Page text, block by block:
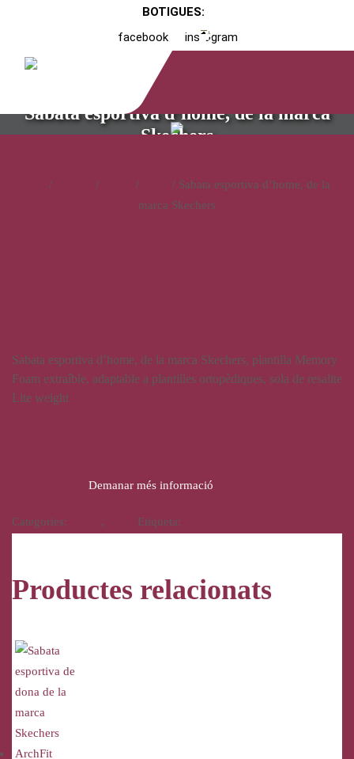
BOTIGUES:
facebook
instagram
Sabata esportiva d’home, de la marca
Skechers
/ / /
/ Sabata esportiva d’home, de la
marca Skechers
Sabata esportiva d’home, de la marca Skechers, plantilla Memory
Foam extraíble, adaptable a plantilles ortopèdiques, sola de resalite
Lite weight
Demanar més informació
Categories: , Etiqueta:
Productes relacionats